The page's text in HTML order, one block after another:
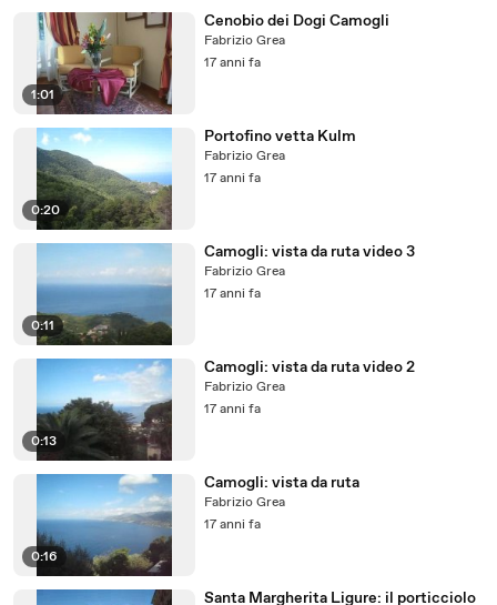
1:01
Cenobio dei Dogi Camogli
Fabrizio Grea
17 anni fa
0:20
Portofino vetta Kulm
Fabrizio Grea
17 anni fa
0:11
Camogli: vista da ruta video 3
Fabrizio Grea
17 anni fa
0:13
Camogli: vista da ruta video 2
Fabrizio Grea
17 anni fa
0:16
Camogli: vista da ruta
Fabrizio Grea
17 anni fa
Santa Margherita Ligure: il porticciolo